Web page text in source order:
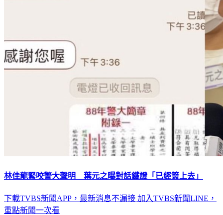
林佳龍緊咬警大聲明 葉元之曝對話鐵證「已經簽上去」
下載TVBS新聞APP，最新消息不漏接 加入TVBS新聞LINE，
重點新聞一次看